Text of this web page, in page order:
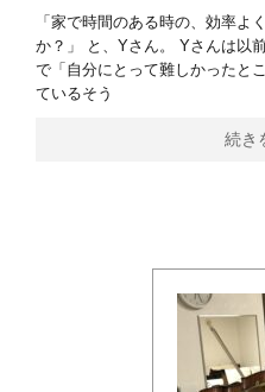
「家で時間のある時の、効率よ
か？」 と、Yさん。 Yさんは以
で「自分にとって難しかったと
ているそう
続き